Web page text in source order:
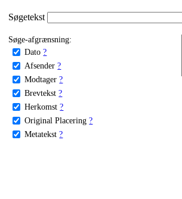
Søgetekst
Søge-afgrænsning:
Dato ?
Afsender ?
Modtager ?
Brevtekst ?
Herkomst ?
Original Placering ?
Metatekst ?